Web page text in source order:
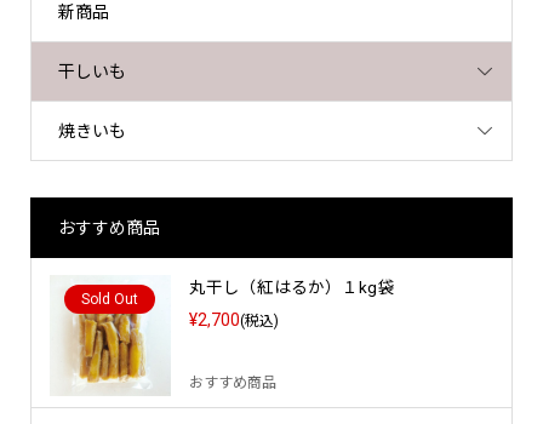
新商品
干しいも
焼きいも
おすすめ商品
Sold Out
丸干し（紅はるか）１kg袋
¥2,700(税込)
おすすめ商品